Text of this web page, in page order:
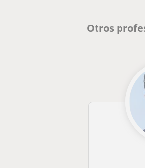
Otros